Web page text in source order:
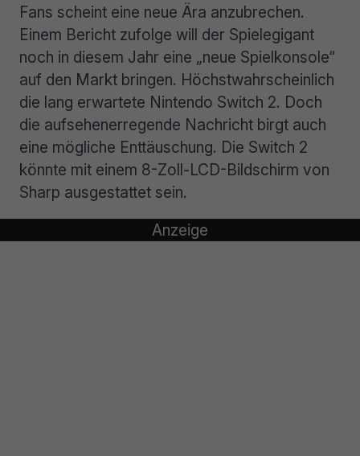
Fans scheint eine neue Ära anzubrechen.
Einem Bericht zufolge will der Spielegigant
noch in diesem Jahr eine „neue Spielkonsole“
auf den Markt bringen. Höchstwahrscheinlich
die lang erwartete Nintendo Switch 2. Doch
die aufsehenerregende Nachricht birgt auch
eine mögliche Enttäuschung. Die Switch 2
könnte mit einem 8-Zoll-LCD-Bildschirm von
Sharp ausgestattet sein.